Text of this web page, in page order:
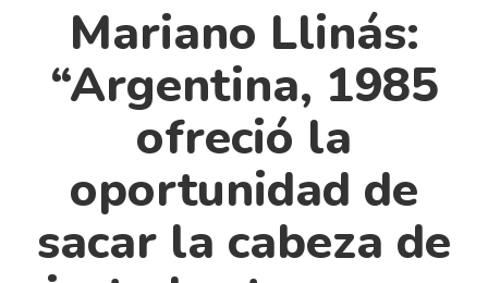
Diccionario portátil de la literatura chilena
Documentos
Fragmentos
Historia material de los libros
Lagunas mentales
Libros
Mariano Llinás:
“Argentina, 1985
ofreció la
oportunidad de
sacar la cabeza de